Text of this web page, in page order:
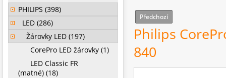
Předchozí
Philips
840
PHILIPS (398)
LED (286)
Žárovky LED (197)
CorePro LED žárovky (1)
LED Classic FR
(matné) (18)